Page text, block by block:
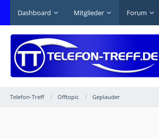
Dashboard Mitglieder Forum
Telefon-Treff Offtopic Geplauder